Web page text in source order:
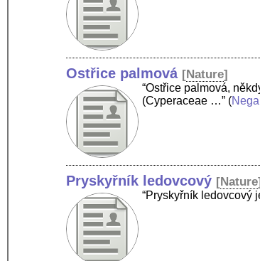
Ostřice palmová [Nature]
“Ostřice palmová,
(Cyperaceae …” (
Pryskyřník ledovcový [Nature
“Pryskyřník ledovcový